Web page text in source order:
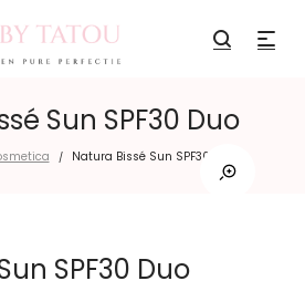
Sun SPF30 Duo
/ Natura Bissé Sun SPF30 Duo
SPF30 Duo